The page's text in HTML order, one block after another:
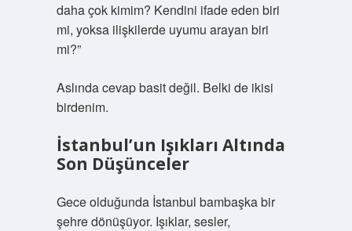
daha çok kimim? Kendini ifade eden biri
mi, yoksa ilişkilerde uyumu arayan biri
mi?”
Aslında cevap basit değil. Belki de ikisi
birdenim.
İstanbul’un Işıkları Altında
Son Düşünceler
Gece olduğunda İstanbul bambaşka bir
şehre dönüşüyor. Işıklar, sesler,